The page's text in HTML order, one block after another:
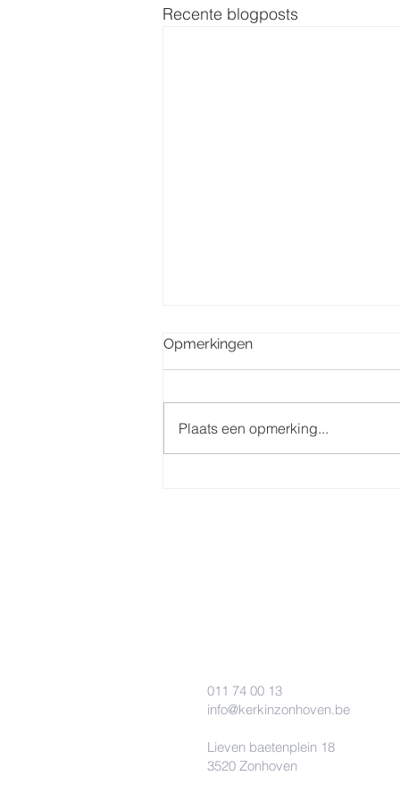
Recente blogposts
Opmerkingen
Plaats een opmerking...
011 74 00 13
info@kerkinzonhoven.be
Lieven baetenplein 18
3520 Zonhoven